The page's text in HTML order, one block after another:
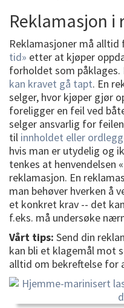
Reklamasjon i
Reklamasjoner må alltid
tid» etter at kjøper
forholdet som
kan kravet gå tapt. En
selger, hvor kjøper gjør
foreligger en feil ved
selger ansvarlig for
til innholdet eller
hvis man er utydelig og
tenkes at henvendelsen
reklamasjon. En
man behøver hverken å
et konkret krav -- det
f.eks. må undersøke
Vårt tips: Send din
kan bli et klagemål mot
alltid om bekreftelse for